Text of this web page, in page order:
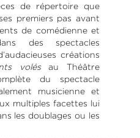
de répertoire que
premiers pas avant
de comédienne et
des spectacles
créations
volésau Théâtre
du spectacle
musicienne et
multiples facettes lui
les doublages ou les